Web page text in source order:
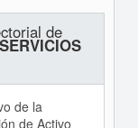
de
de la
de Activo